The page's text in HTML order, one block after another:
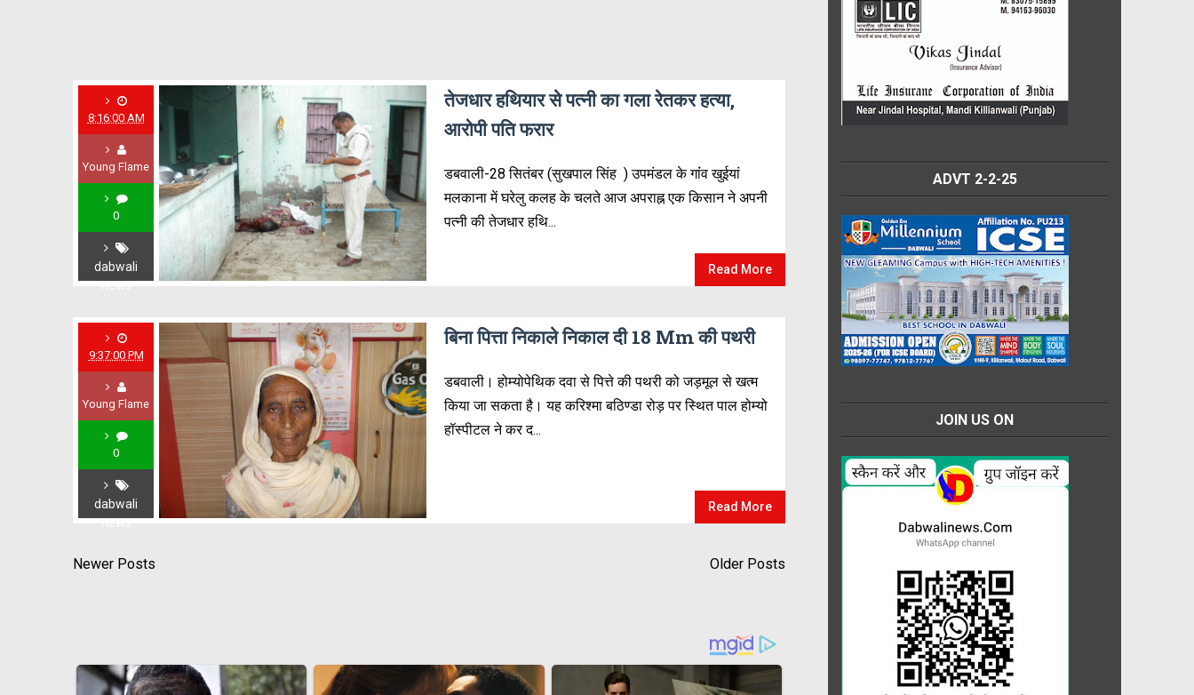
8:16:00 AM
Young Flame
0
dabwali
news
तेजधार हथियार से पत्नी का गला रेतकर हत्या,
आरोपी पति फरार
डबवाली-28 सितंबर (सुखपाल सिंह ) उपमंडल के गांंव खुईयां
मलकाना में घरेलु कलह के चलते आज अपराह्न एक किसान ने अपनी
पत्नी की तेजधार हथि...
Read More
9:37:00 PM
Young Flame
0
dabwali
news
बिना पित्ता निकाले निकाल दी 18 Mm की पथरी
डबवाली। होम्योपेथिक दवा से पित्ते की पथरी को जड़मूल से खत्म
किया जा सकता है। यह करिश्मा बठिण्डा रोड़ पर स्थित पाल होम्यो
हॉस्पीटल ने कर द...
Read More
Newer Posts Older Posts
ADVT 2-2-25
JOIN US ON